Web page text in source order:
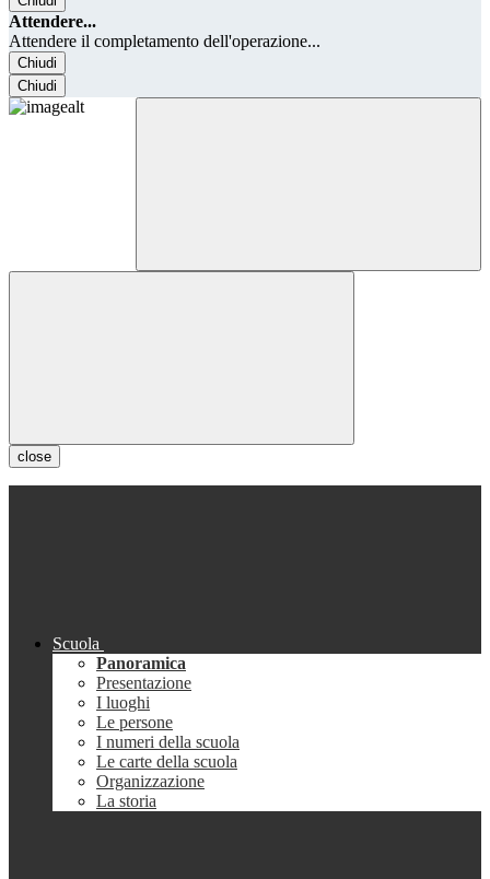
Attendere...
Attendere il completamento dell'operazione...
Chiudi
Chiudi
close
Scuola
Panoramica
Presentazione
I luoghi
Le persone
I numeri della scuola
Le carte della scuola
Organizzazione
La storia